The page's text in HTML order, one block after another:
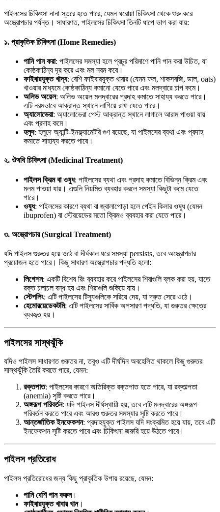
পাইলসের চিকিৎসা নানা স্তরে হতে পারে, যেমন ঘরোয়া চিকিৎসা থেকে শুরু করে
অস্ত্রোপচার পর্যন্ত। সাধারণত, পাইলসের চিকিৎসা তিনটি ধাপে ভাগ করা যায়:
১. প্রাকৃতিক চিকিৎসা (Home Remedies)
পানি পান করা: পাইলসের সমস্যা হলে প্রচুর পরিমাণে পানি পান করা উচিত, যা
কোষ্ঠকাঠিন্য দূর করে এবং মল নরম করে।
ফাইবারযুক্ত খাদ্য: বেশি ফাইবারযুক্ত খাবার (যেমন ফল, শাকসবজি, ডাল, oats)
খাওয়ার মাধ্যমে কোষ্ঠকাঠিন্য কমানো যেতে পারে এবং মলদ্বারে চাপ কমে।
অলিভ অয়েল: অলিভ অয়েল মলদ্বারের প্রদাহ কমাতে সাহায্য করতে পারে।
এটি নরমভাবে আক্রান্ত স্থানে লাগিয়ে রাখা যেতে পারে।
অ্যালোভেরা: অ্যালোভেরা পেস্ট আক্রান্ত স্থানে লাগালে আরাম পাওয়া যায়
এবং প্রদাহ কমে।
হলুদ: হলুদে অ্যান্টি-ইনফ্ল্যামেটরি গুণ রয়েছে, যা পাইলসের ব্যথা এবং প্রদাহ
কমাতে সাহায্য করতে পারে।
২. ঔষধি চিকিৎসা (Medicinal Treatment)
পাইলস ক্রিম বা ওষুধ: পাইলসের ব্যথা এবং প্রদাহ কমাতে বিভিন্ন ক্রিম এবং
মলম পাওয়া যায়। এগুলি নিয়মিত ব্যবহার করলে সমস্যা কিছুটা কমে যেতে
পারে।
ওষুধ: পাইলসের কারণে ব্যথা বা জ্বালাপোড়া হলে পেইন কিলার ওষুধ (যেমন
ibuprofen) বা স্টেরয়েডের মতো ক্রিমও ব্যবহার করা যেতে পারে।
৩. অস্ত্রোপচার (Surgical Treatment)
যদি পাইলস গুরুতর হয়ে ওঠে বা দীর্ঘকাল ধরে সমস্যা persists, তবে অস্ত্রোপচার
প্রয়োজন হতে পারে। কিছু সাধারণ অস্ত্রোপচার পদ্ধতি হলো:
লিগেশন: একটি বিশেষ রিং ব্যবহার করে পাইলসের শিরাগুলি ব্লক করা হয়, যাতে
রক্ত চলাচল বন্ধ হয় এবং শিরাগুলি শুকিয়ে যায়।
স্টেপলিং: এটি পাইলসের টিস্যুগুলিকে সরিয়ে দেয়, যা দ্রুত সেরে ওঠে।
হেমোরয়েডেকটমি: এটি পাইলসের সার্বিক অপসারণ পদ্ধতি, যা গুরুতর ক্ষেত্রে
ব্যবহৃত হয়।
পাইলসের সাস্থঝুঁকি
যদিও পাইলস সাধারণত গুরুতর না, তবুও এটি দীর্ঘদিন অবহেলিত থাকলে কিছু গুরুতর
সাস্থঝুঁকি তৈরি করতে পারে, যেমন:
রক্তপাত: পাইলসের কারণে অতিরিক্ত রক্তপাত হতে পারে, যা রক্তাল্পতা
(anemia) সৃষ্টি করতে পারে।
অঙ্গরূপ পরিবর্তন: যদি পাইলস দীর্ঘস্থায়ী হয়, তবে এটি মলদ্বারের অঙ্গরূপ
পরিবর্তন করতে পারে এবং আরও গুরুতর সমস্যার সৃষ্টি করতে পারে।
আন্তর্জাতিক ইনফেকশন: প্রদাহযুক্ত পাইলস যদি সংক্রমিত হয়ে যায়, তবে এটি
ইনফেকশন সৃষ্টি করতে পারে এবং চিকিৎসা জরুরি হয়ে উঠতে পারে।
পাইলস প্রতিরোধ
পাইলস প্রতিরোধের জন্য কিছু প্রাকৃতিক উপায় রয়েছে, যেমন:
পানি বেশি পান করুন।
ফাইবারযুক্ত খাবার খান।